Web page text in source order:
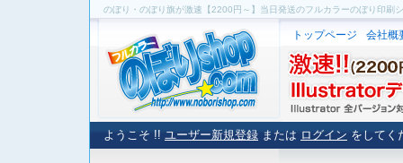
のぼり・のぼり旗が激速【2200円～】当日発送のフルカラーのぼり印刷
トップページ 会社概
ようこそ !! ユーザー新規登録 または ログイン をしてく